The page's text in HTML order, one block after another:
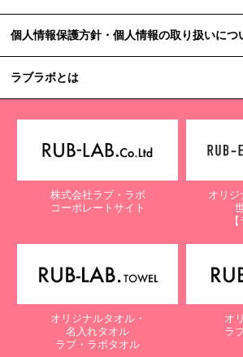
個人情報保護方針・個人情報の取り扱いにつ
ラブラボとは
株式会社ラブ・ラボ
コーポレートサイト
オリジ
オリジナルタオル・
名入れタオル
ラブ・ラボタオル
オ
ラ